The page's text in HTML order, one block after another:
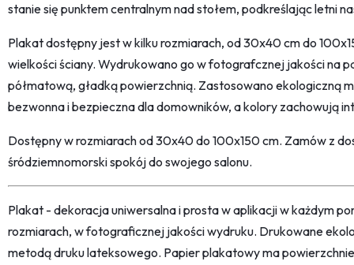
stanie się punktem centralnym nad stołem, podkreślając letni
Plakat dostępny jest w kilku rozmiarach, od 30x40 cm do
wielkości ściany. Wydrukowano go w fotografcznej jakości na
półmatową, gładką powierzchnią. Zastosowano ekologiczną
bezwonna i bezpieczna dla domowników, a kolory zachowują
Dostępny w rozmiarach od 30x40 do 100x150 cm. Zamów z
śródziemnomorski spokój do swojego salonu.
Plakat - dekoracja uniwersalna i prosta w aplikacji w każdym
rozmiarach, w fotograficznej jakości wydruku. Drukowane
metodą druku lateksowego. Papier plakatowy ma